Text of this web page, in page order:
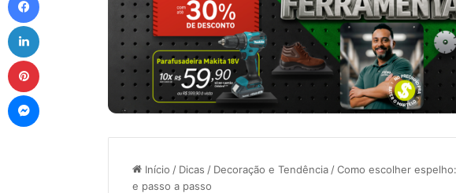
Início / Dicas / Decoração e Tendência /Como escolher
e passo a passo